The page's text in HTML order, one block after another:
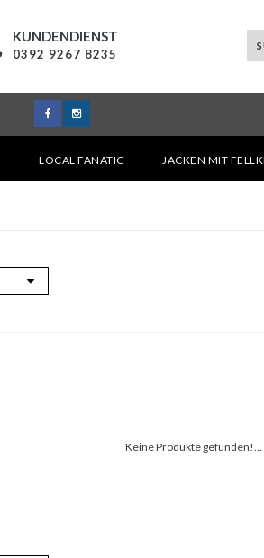
KUNDENDIENST
0392 9267 8235
LOCAL FANATIC JACKEN MIT
Keine Produkte gefunden!...